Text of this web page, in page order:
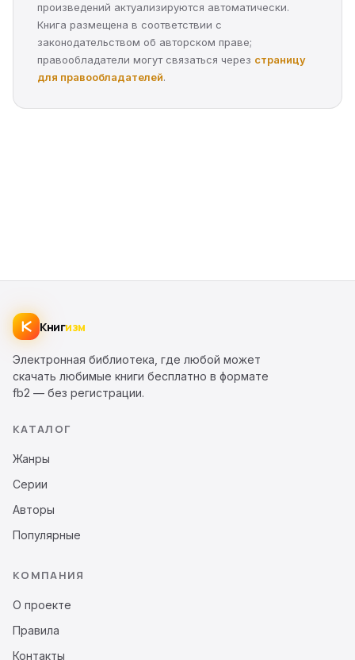
произведений актуализируются автоматически.
Книга размещена в соответствии с
законодательством об авторском праве;
правообладатели могут связаться через страницу
для правообладателей.
Книгизм
Электронная библиотека, где любой может
скачать любимые книги бесплатно в формате
fb2 — без регистрации.
КАТАЛОГ
Жанры
Серии
Авторы
Популярные
КОМПАНИЯ
О проекте
Правила
Контакты